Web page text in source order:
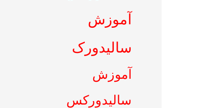
آموزش
سالیدورک
آموزش
سالیدورکس